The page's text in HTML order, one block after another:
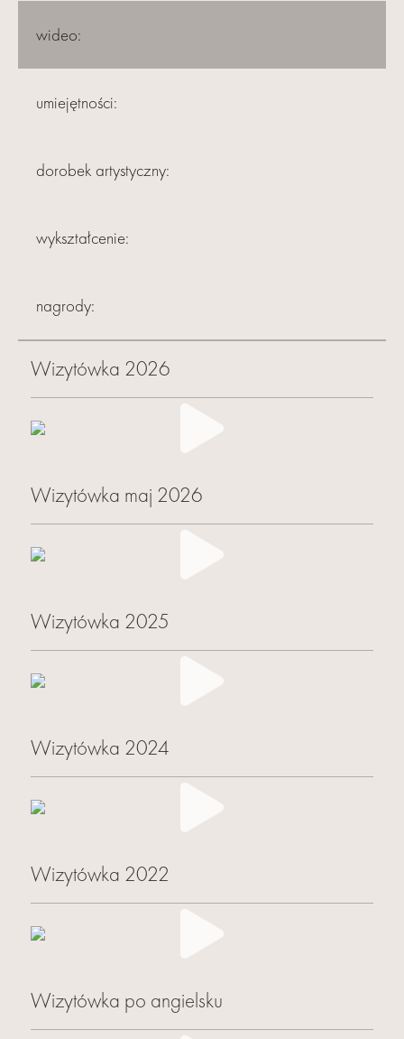
wideo:
umiejętności:
dorobek artystyczny:
wykształcenie:
nagrody:
Wizytówka 2026
Wizytówka maj 2026
Wizytówka 2025
Wizytówka 2024
Wizytówka 2022
Wizytówka po angielsku